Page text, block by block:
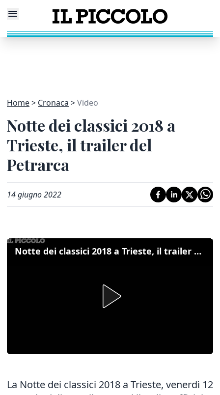
Home Cronaca Video
Notte dei classici 2018 a
Trieste, il trailer del
Petrarca
14 giugno 2022
Notte dei classici 2018 a Trieste, il trailer del Petrarca
La Notte dei classici 2018 a Trieste, venerdì 12